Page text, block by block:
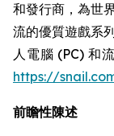
和發行商，為世
流的優質遊戲系
人電腦 (PC) 和
https://
前瞻性陳述